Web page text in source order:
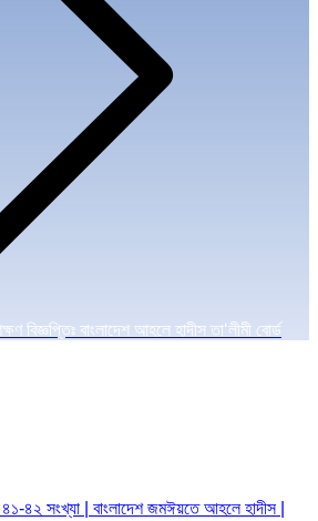
বিজ্ঞপ্তিঃ বাংলাদেশ আহলে হাদীস তা‘লীমী বোর্ড
৪২ সংখ্যা | বাংলাদেশ জমঈয়তে আহলে হাদীস |